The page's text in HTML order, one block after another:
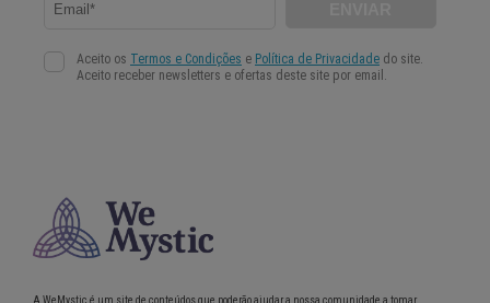
A WeMystic é um site de conteúdos que poderão ajudar a nossa comunidade a tomar